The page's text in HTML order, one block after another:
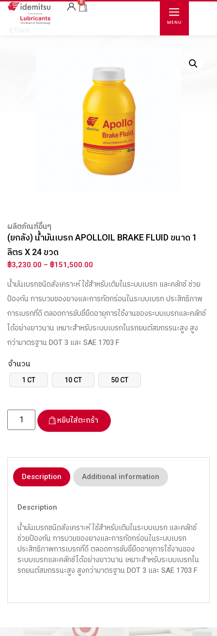
0
ผลิตภัณฑ์อื่นๆ
(ยกลัง) น้ำมันเบรก APOLLOIL BRAKE FLUID ขนาด 1
ลิตร X 24 ขวด
฿3,230.00 – ฿151,500.00
น้ำมันเบรกชนิดสังเคราะห์ ใช้สำหรับเติมในระบบเบรก และคลัทช์ ช่วย
ป้องกัน การบวมของยางและการกัดกร่อนในระบบเบรก ประสิทธิภาพ
การเบรกที่ดี ตลอดการขับขี่ยืดอายุการใช้งานของระบบเบรกและคลัทช์
ได้อย่างยาวนาน เหมาะสำหรับระบบเบรกในรถยนต์สมถรรนะสูง สูง
กว่ามาตรฐาน DOT 3 และ SAE 1703 F
จำนวน
1 CT 10 CT 50 CT
หยิบใส่ตะกร้า
Description Additional information
Description
น้ำมันเบรกชนิดสังเคราะห์ ใช้สำหรับเติมในระบบเบรก และคลัทช์
ช่วยป้องกัน การบวมของยางและการกัดกร่อนในระบบเบรก
ประสิทธิภาพการเบรกที่ดี ตลอดการขับขี่ยืดอายุการใช้งานของ
ระบบเบรกและคลัทช์ได้อย่างยาวนาน เหมาะสำหรับระบบเบรกใน
รถยนต์สมถรรนะสูง สูงกว่ามาตรฐาน DOT 3 และ SAE 1703 F